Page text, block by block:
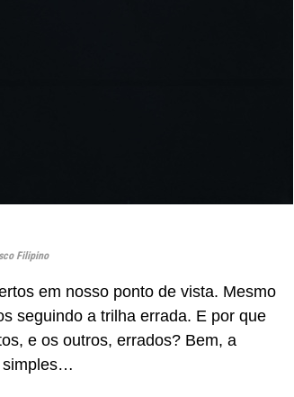
Filipino
em nosso ponto de vista. Mesmo
seguindo a trilha errada. E por que
e os outros, errados? Bem, a
simples…